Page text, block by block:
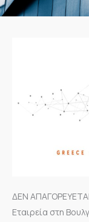
ΔΕΝ ΑΠΑΓΟΡΕΥΕΤΑΙ
Εταιρεία στη